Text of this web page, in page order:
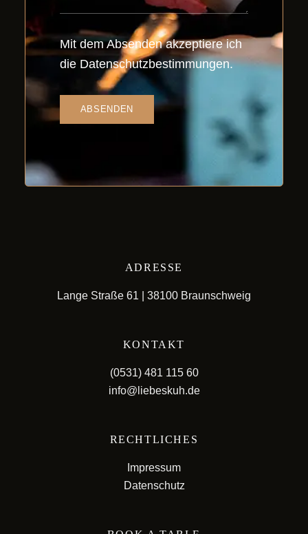
Mit dem Absenden akzeptiere ich
die Datenschutzbestimmungen.
ADRESSE
Lange Straße 61 | 38100 Braunschweig
KONTAKT
(0531) 481 115 60
info@liebeskuh.de
RECHTLICHES
Impressum
Datenschutz